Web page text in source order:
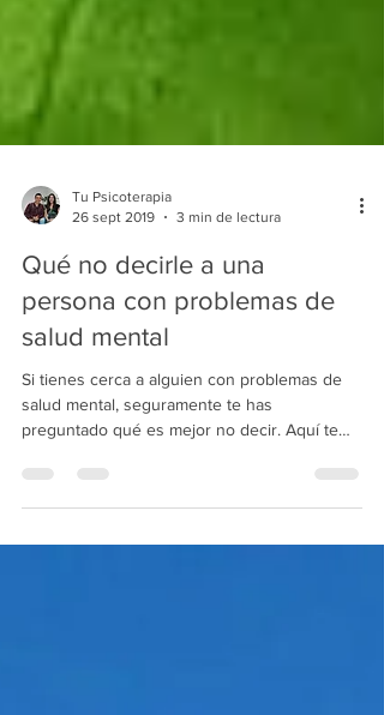
Tu Psicoterapia
26 sept 2019
3 min de lectura
Qué no decirle a una
persona con problemas de
salud mental
salud mental, seguramente te has
preguntado qué es mejor no decir. Aquí te